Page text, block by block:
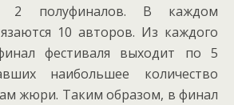
2 полуфиналов. В каждом
10 авторов. Из каждого
фестиваля выходит по 5
наибольшее количество
жюри. Таким образом, в финал